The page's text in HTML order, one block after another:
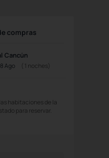
compras
Cancún
Ago ( 1 noches)
habitaciones de la
para reservar.